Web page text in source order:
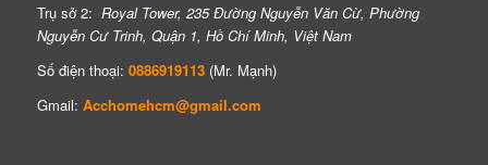
Trụ sở 2: Royal Tower, 235 Đường Nguyễn Văn Cừ, Phường
Nguyễn Cư Trinh, Quận 1, Hồ Chí Minh, Việt Nam
Số điện thoại: 0886919113(Mr. Mạnh)
Gmail: Acchomehcm@gmail.com